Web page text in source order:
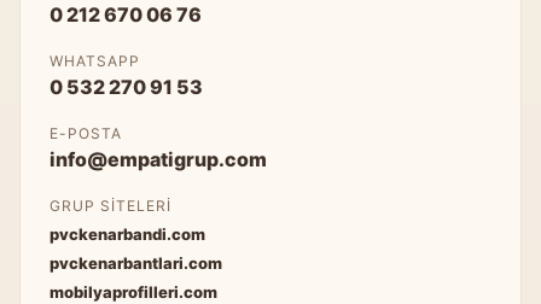
0 212 670 06 76
WHATSAPP
0 532 270 91 53
E-POSTA
info@empatigrup.com
GRUP SITELERI
pvckenarbandi.com
pvckenarbantlari.com
mobilyaprofilleri.com